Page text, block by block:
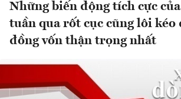
Những biến động tích cực
tuần qua rốt cục cũng lôi kéo
đồng vốn thận trọng nhất